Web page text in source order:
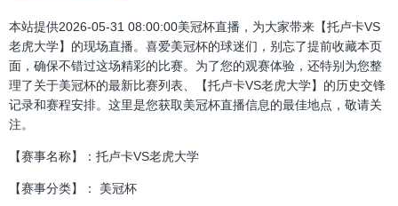
本站提供2026-05-31 08:00:00美冠杯直播，为大家带来【托卢卡VS
老虎大学】的现场直播。喜爱美冠杯的球迷们，别忘了提前收藏本页
面，确保不错过这场精彩的比赛。为了您的观赛体验，还特别为您整
理了关于美冠杯的最新比赛列表、【托卢卡VS老虎大学】的历史交锋
记录和赛程安排。这里是您获取美冠杯直播信息的最佳地点，敬请关
注。
【赛事名称】：托卢卡VS老虎大学
【赛事分类】： 美冠杯